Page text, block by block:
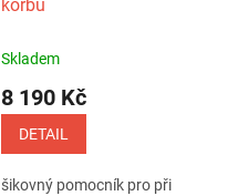
korbu
Skladem
8 190 Kč
DETAIL
šikovný pomocník pro při